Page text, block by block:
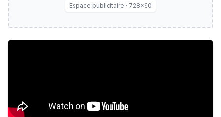
Espace publicitaire · 728×90
LA FIN DES JEUX PHYSIQUES ?! 😮